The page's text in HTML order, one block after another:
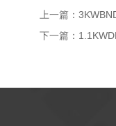
上一篇：
下一篇：